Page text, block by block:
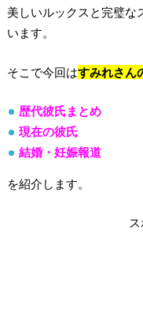
美しいルックスと完璧な
います。
そこで今回はすみれさん
歴代彼氏まとめ
現在の彼氏
結婚・妊娠報道
を紹介します。